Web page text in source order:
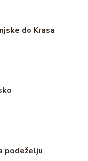
do Krasa
podeželju